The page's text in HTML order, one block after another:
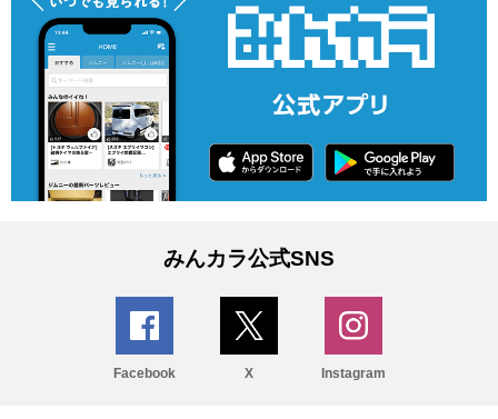
みんカラ公式SNS
Facebook X Instagram